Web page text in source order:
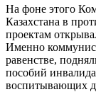
На фоне этого
Казахстана в
проектам
Именно
равенстве,
пособий
воспитывающих